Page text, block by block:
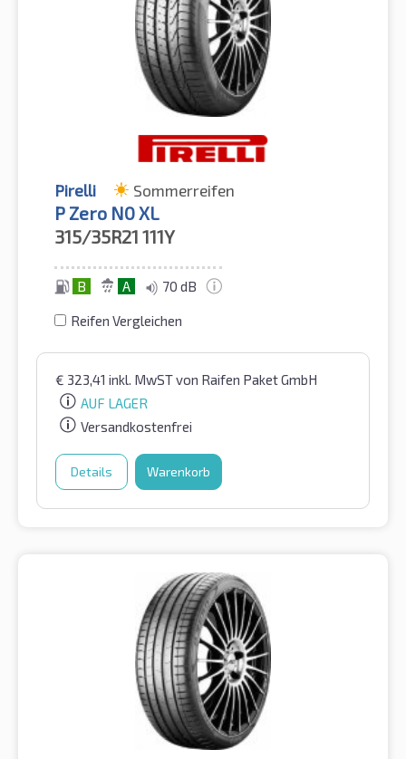
Pirelli Sommerreifen
P Zero N0 XL
315/35R21 111Y
B A 70 dB
Reifen Vergleichen
€ 323,41 inkl. MwSTvon Raifen Paket GmbH
AUF LAGER
Versandkostenfrei
Details Warenkorb